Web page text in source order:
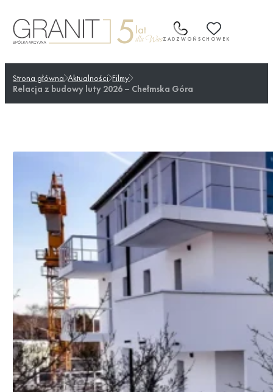
do
treści
ZADZWOŃ SCHOWEK
Strona główna Aktualności Filmy
Relacja z budowy luty 2026 – Chełmska Góra